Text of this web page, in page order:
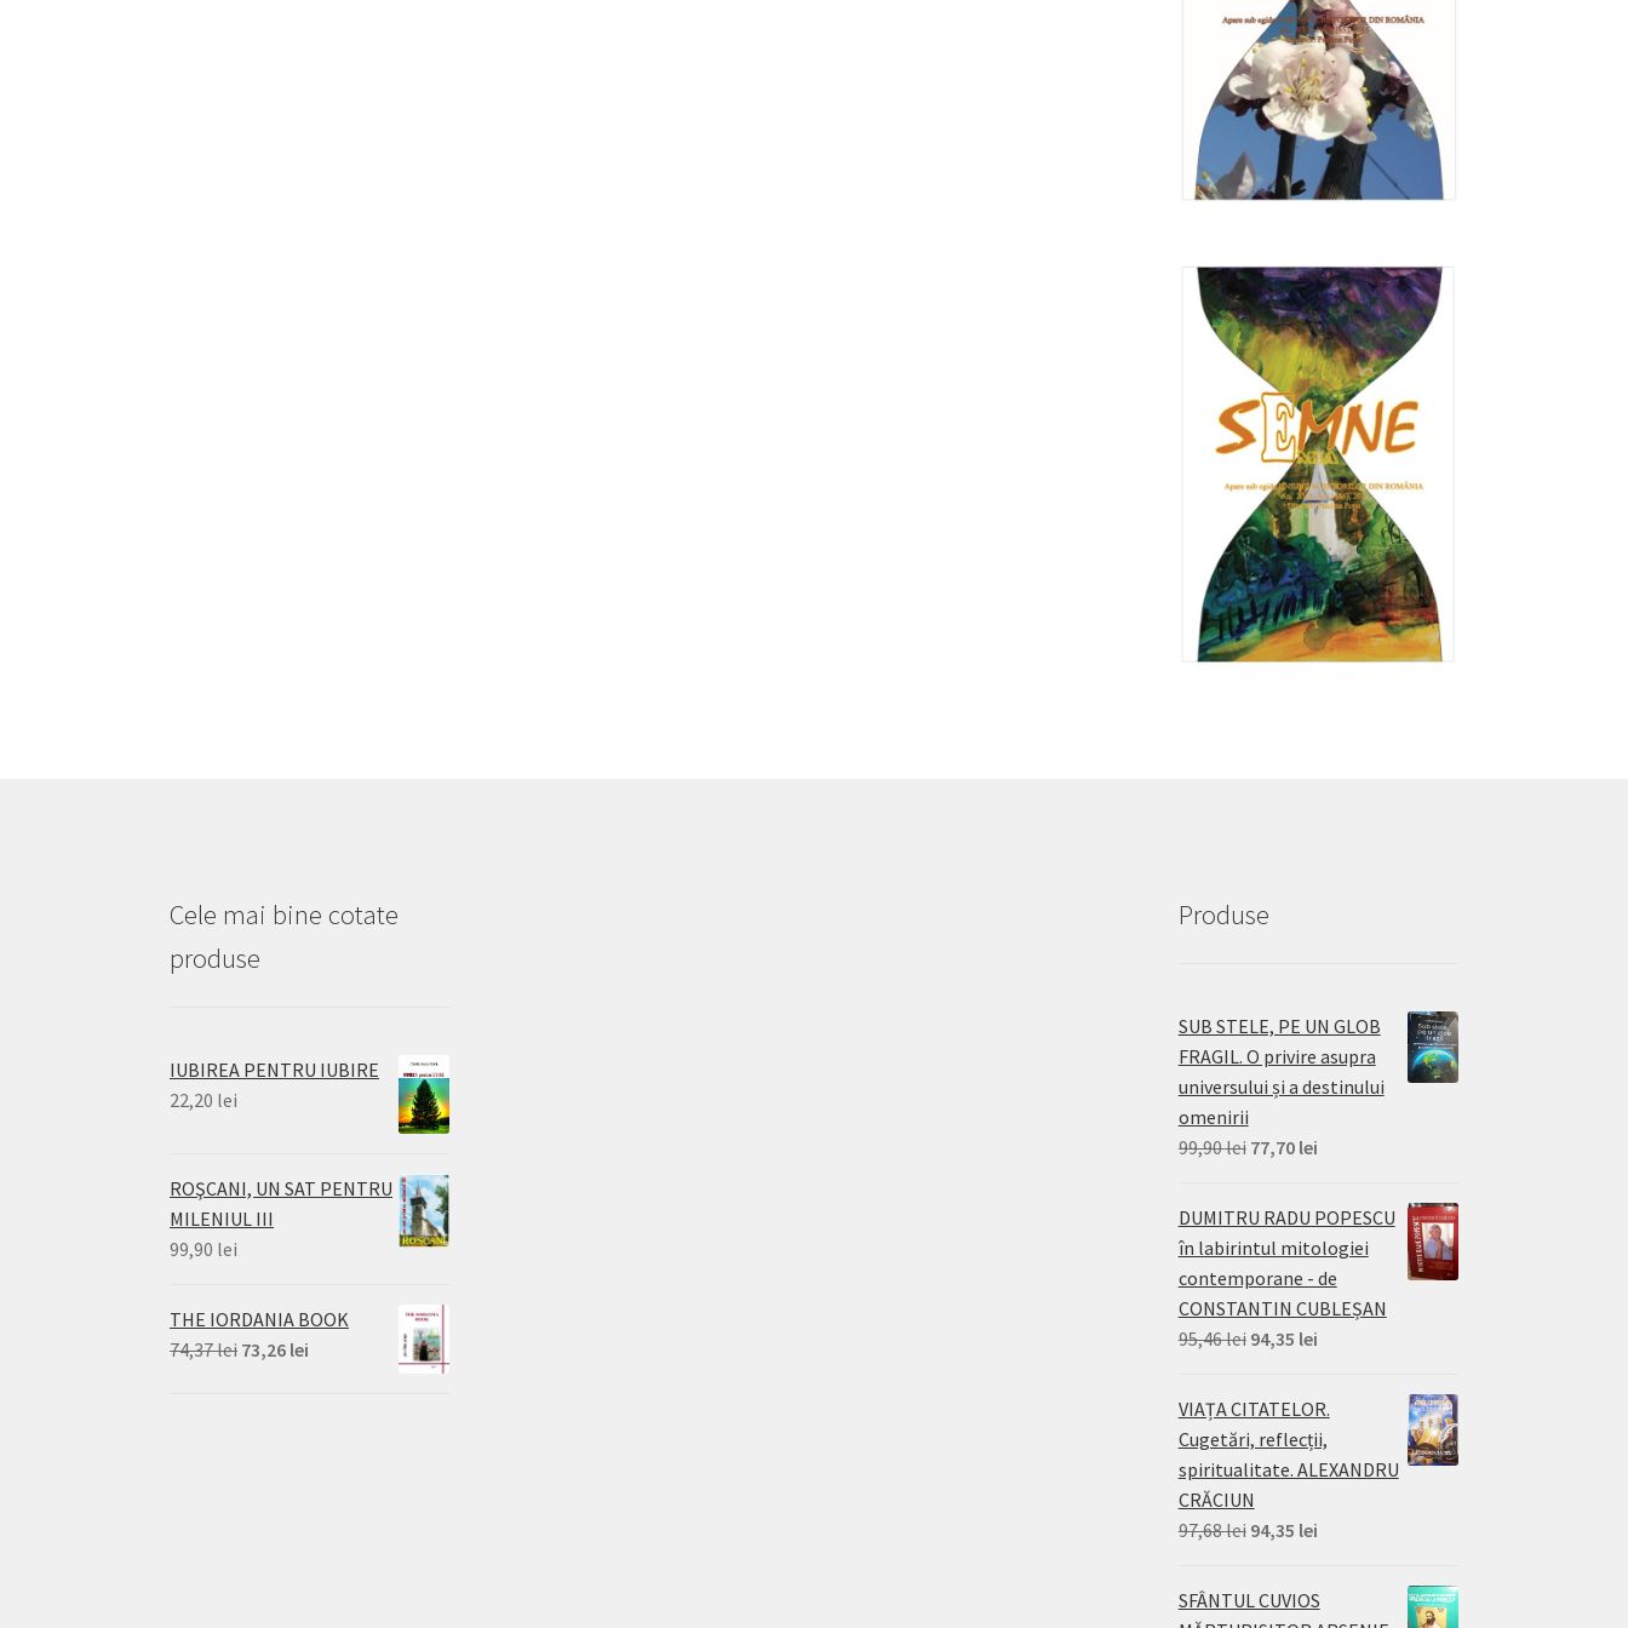
Cele mai bine cotate
produse
IUBIREA PENTRU IUBIRE
22,20 lei
ROŞCANI, UN SAT PENTRU
MILENIUL III
99,90 lei
THE IORDANIA BOOK
74,37lei Prețul
73,26 lei
Produse
SUB STELE, PE UN GLOB
FRAGIL. O privire asupra
universului și a destinului
omenirii
99,90lei Prețul
a
fost:
77,70 leiPrețul
este:
77,70 lei.
DUMITRU RADU POPESCU
în labirintul mitologiei
contemporane - de
CONSTANTIN CUBLEȘAN
95,46lei Prețul
a
fost:
95,46 lei.
94,35 leiPrețul
este:
94,35 lei.
VIAȚA CITATELOR.
Cugetări, reflecții,
spiritualitate. ALEXANDRU
CRĂCIUN
97,68lei Prețul
a
fost:
94,35 leiPrețul
este:
94,35 lei.
SFÂNTUL CUVIOS